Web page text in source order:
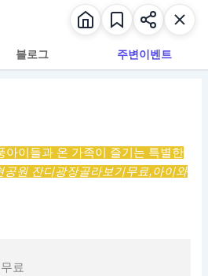
블로그 주변이벤트
아이들과 온 가족이 즐기는 특별한
공원 잔디광장골라보기무료,아이와
무료